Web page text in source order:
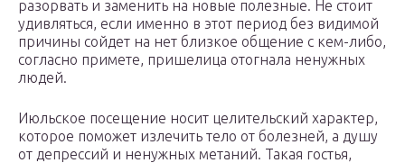
разорвать и заменить на новые полезные. Не стоит
удивляться, если именно в этот период без видимой
причины сойдет на нет близкое общение с кем-либо,
согласно примете, пришелица отогнала ненужных
людей.
Июльское посещение носит целительский характер,
которое поможет излечить тело от болезней, а душу
от депрессий и ненужных метаний. Такая гостья,